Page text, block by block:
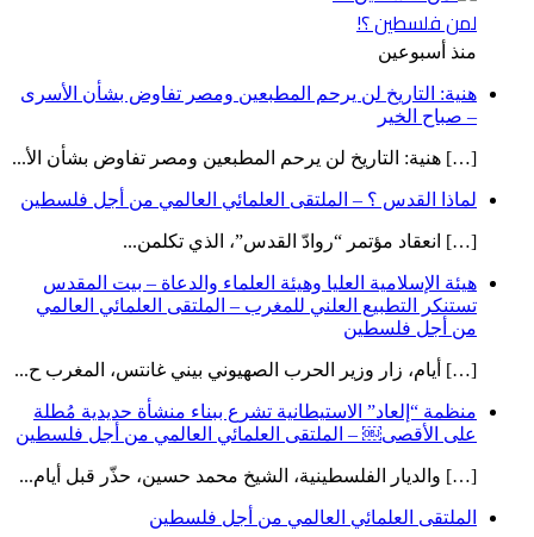
لمن فلسطين ؟!
منذ أسبوعين
هنية: التاريخ لن يرحم المطبعين ومصر تفاوض بشأن الأسرى
– صباح الخير
[…] هنية: التاريخ لن يرحم المطبعين ومصر تفاوض بشأن الأ...
لماذا القدس ؟ – الملتقى العلمائي العالمي من أجل فلسطين
[…] انعقاد مؤتمر “روادّ القدس”، الذي تكلمن...
هيئة الإسلامية العليا وهيئة العلماء والدعاة – بيت المقدس
تستنكر التطبيع العلني للمغرب – الملتقى العلمائي العالمي
من أجل فلسطين
[…] أيام، زار وزير الحرب الصهيوني بيني غانتس، المغرب ح...
منظمة “إلعاد” الاستيطانية تشرع ببناء منشأة حديدية مُطلة
على الأقصى￼ – الملتقى العلمائي العالمي من أجل فلسطين
[…] والديار الفلسطينية، الشيخ محمد حسين، حذّر قبل أيام...
الملتقى العلمائي العالمي من أجل فلسطين